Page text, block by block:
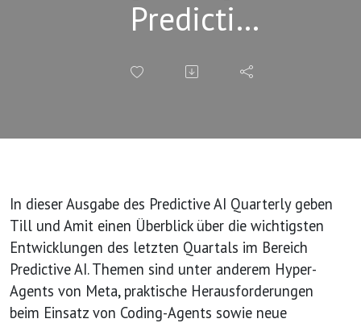
Predictive
AI
In dieser Ausgabe des Predictive AI Quarterly geben
Till und Amit einen Überblick über die wichtigsten
Entwicklungen des letzten Quartals im Bereich
Predictive AI. Themen sind unter anderem Hyper-
Agents von Meta, praktische Herausforderungen
beim Einsatz von Coding-Agents sowie neue